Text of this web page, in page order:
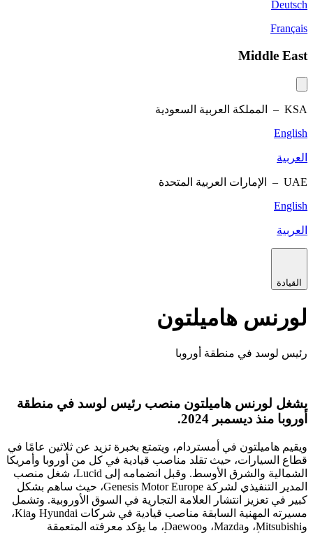
Deutsch
Français
Middle East
KSA –
المملكة العربية السعودية
English
العربية
UAE –
الإمارات العربية المتحدة
English
العربية
القيادة
لورنس هاميلتون
رئيس لوسد في منطقة أوروبا
يشغل لورنس هاميلتون منصب رئيس لوسد في منطقة
أوروبا منذ ديسمبر 2024.
ويقيم هاميلتون في أمستردام، ويتمتع بخبرة تزيد عن ثلاثين عامًا في
قطاع السيارات، حيث تقلد مناصب قيادية في كل من أوروبا وأمريكا
الشمالية والشرق الأوسط. وقبل انضمامه إلى Lucid، شغل منصب
المدير التنفيذي لشركة Genesis Motor Europe، حيث ساهم بشكل
كبير في تعزيز انتشار العلامة التجارية في السوق الأوروبية. وتشمل
مسيرته المهنية السابقة مناصب قيادية في شركات Hyundai وKia،
وMitsubishi، وMazda، وDaewoo، ما يؤكد معرفته المتعمقة